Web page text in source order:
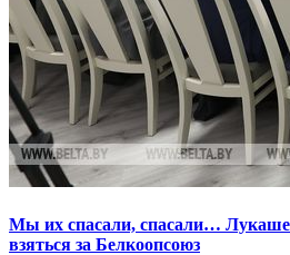
Мы их спасали, спасали…
взяться за Белкоопсоюз